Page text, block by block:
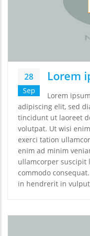
28
Sep
Lorem
Lorem
adipiscing elit, sed
tincidunt ut laoreet
volutpat. Ut wisi
exerci tation
enim ad minim
ullamcorper suscipit
commodo
in hendrerit in